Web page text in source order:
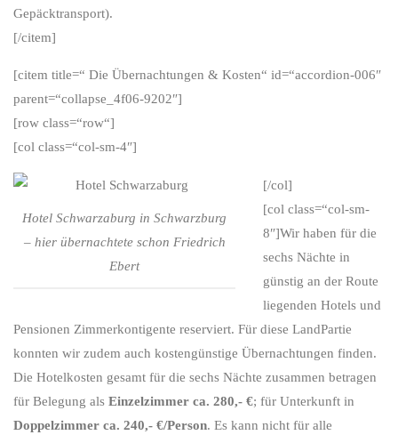
Gepäcktransport).
[/citem]
[citem title=“ Die Übernachtungen & Kosten“ id=“accordion-006″
parent=“collapse_4f06-9202″]
[row class=“row“]
[col class=“col-sm-4″]
Hotel Schwarzaburg in Schwarzburg
– hier übernachtete schon Friedrich
Ebert
[/col]
[col class=“col-sm-
8″]Wir haben für die
sechs Nächte in
günstig an der Route
liegenden Hotels und
Pensionen Zimmerkontigente reserviert. Für diese LandPartie
konnten wir zudem auch kostengünstige Übernachtungen finden.
Die Hotelkosten gesamt für die sechs Nächte zusammen betragen
für Belegung alsEinzelzimmer ca. 280,- €; für Unterkunft in
Doppelzimmer ca. 240,- €/Person. Es kann nicht für alle